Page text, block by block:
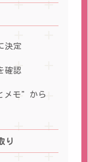
決定
確認
メモ”から
り